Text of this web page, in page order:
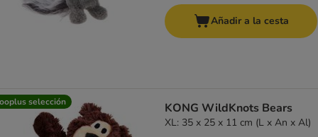
Añadir a la cesta
selección KONG WildKnots Bears
XL: 35 x 25 x 11 cm (L x An x Al)